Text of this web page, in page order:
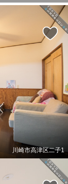
川崎市高津区二子1